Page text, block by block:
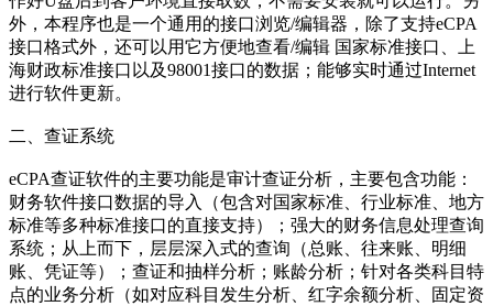
外，本程序也是一个通用的接口浏览/编辑器，除了支持eCPA
接口格式外，还可以用它方便地查看/编辑 国家标准接口、上
海财政标准接口以及98001接口的数据；能够实时通过Internet
进行软件更新。
二、查证系统
eCPA查证软件的主要功能是审计查证分析，主要包含功能：
财务软件接口数据的导入（包含对国家标准、行业标准、地方
标准等多种标准接口的直接支持）；强大的财务信息处理查询
系统；从上而下，层层深入式的查询（总账、往来账、明细
账、凭证等）；查证和抽样分析；账龄分析；针对各类科目特
点的业务分析（如对应科目发生分析、红字余额分析、固定资